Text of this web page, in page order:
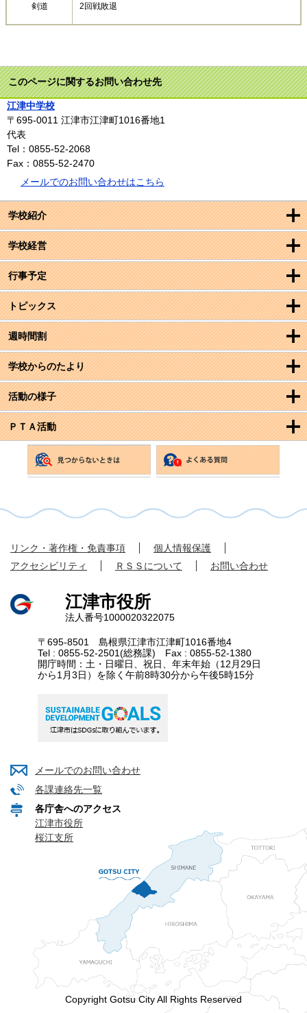
学校紹介
学校経営
行事予定
トピックス
週時間割
学校からのたより
活動の様子
ＰＴＡ活動
剣道 2回戦敗退
このページに関するお問い合わせ先
江津中学校
〒695-0011 江津市江津町1016番地1
代表
Tel：0855-52-2068
Fax：0855-52-2470
メールでのお問い合わせはこちら
リンク・著作権・免責事項
個人情報保護
アクセシビリティ
ＲＳＳについて お問い合わせ
江津市役所
法人番号1000020322075
〒695-8501 島根県江津市江津町1016番地4
Tel : 0855-52-2501(総務課) Fax : 0855-52-1380
開庁時間：土・日曜日、祝日、年末年始（12月29日
から1月3日）を除く午前8時30分から午後5時15分
メールでのお問い合わせ
各課連絡先一覧
各庁舎へのアクセス
江津市役所
桜江支所
Copyright Gotsu City All Rights Reserved